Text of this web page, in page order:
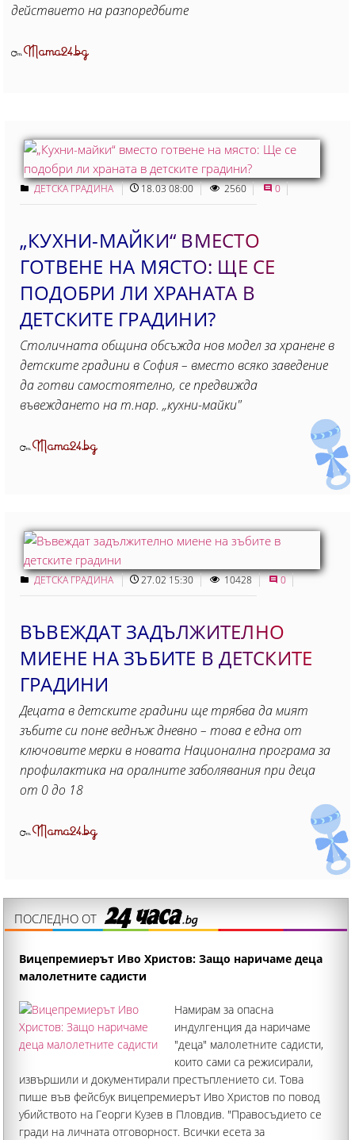
действието на разпоредбите
ОтMama24.bg
ДЕТСКА ГРАДИНА 18.03 08:00 2560 0
„КУХНИ-МАЙКИ“ ВМЕСТО
ГОТВЕНЕ НА МЯСТО: ЩЕ СЕ
ПОДОБРИ ЛИ ХРАНАТА В
ДЕТСКИТЕ ГРАДИНИ?
Столичната община обсъжда нов модел за хранене в
детските градини в София – вместо всяко заведение
да готви самостоятелно, се предвижда
въвеждането на т.нар. „кухни-майки"
ОтMama24.bg
ДЕТСКА ГРАДИНА 27.02 15:30 10428 0
ВЪВЕЖДАТ ЗАДЪЛЖИТЕЛНО
МИЕНЕ НА ЗЪБИТЕ В ДЕТСКИТЕ
ГРАДИНИ
Децата в детските градини ще трябва да мият
зъбите си поне веднъж дневно – това е една от
ключовите мерки в новата Национална програма за
профилактика на оралните заболявания при деца
от 0 до 18
ОтMama24.bg
ПОСЛЕДНО ОТ
Вицепремиерът Иво Христов: Защо наричаме деца
малолетните садисти
Намирам за опасна
индулгенция да наричаме
"деца" малолетните садисти,
които сами са режисирали,
извършили и документирали престъплението си. Това
пише във фейсбук вицепремиерът Иво Христов по повод
убийството на Георги Кузев в Пловдив. "Правосъдието се
гради на личната отговорност. Всички есета за